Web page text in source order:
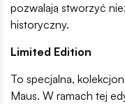
pozwalają stworzyć
historyczny.
Limited Edition
To specjalna,
Maus. W ramach tej